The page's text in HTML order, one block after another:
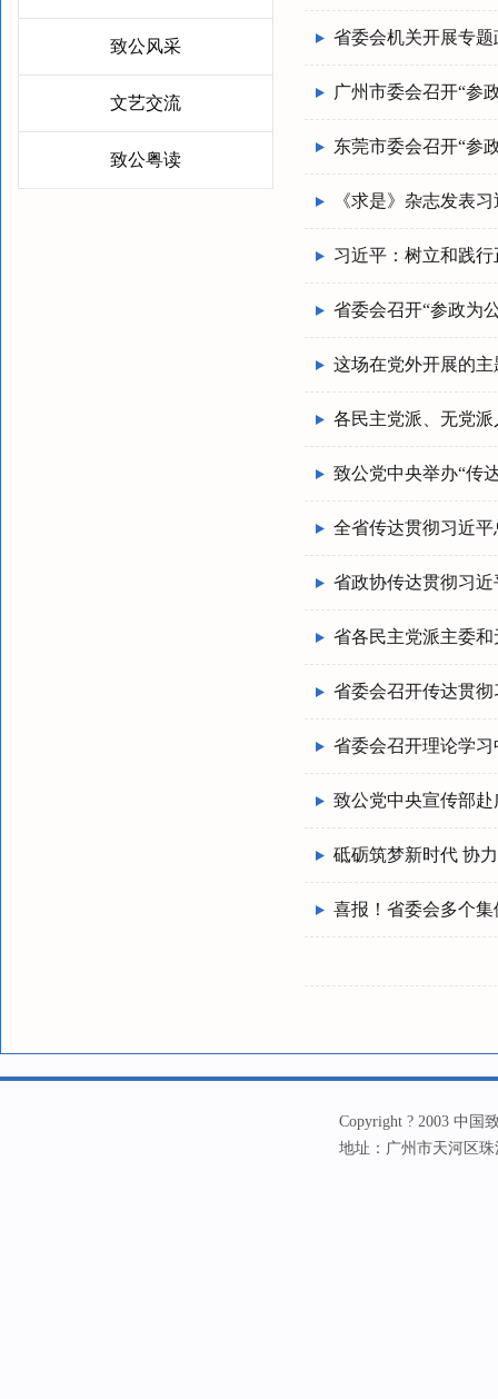
致公风采
文艺交流
致公粤读
省委会机关开展专
广州市委会召开“参
东莞市委会召开“参
《求是》杂志发表
习近平：树立和践
省委会召开“参政为
这场在党外开展的
各民主党派、无党
致公党中央举办“传
全省传达贯彻习近
省政协传达贯彻习
省各民主党派主委
省委会召开传达贯
省委会召开理论学
致公党中央宣传部
砥砺筑梦新时代 协
喜报！省委会多个
Copyright ? 2003 中国
地址：广州市天河区